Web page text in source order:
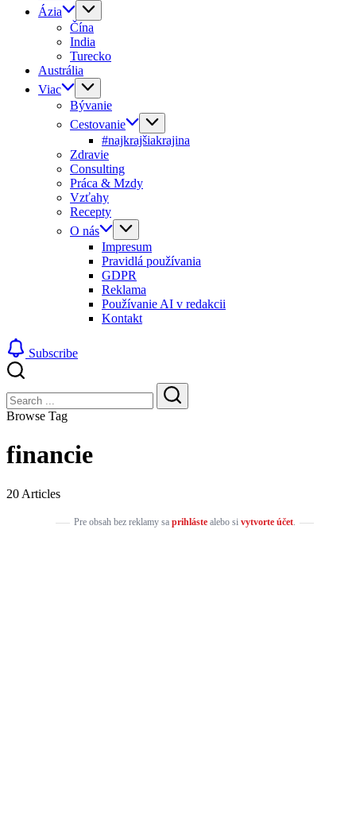
Ázia
Čína
India
Turecko
Austrália
Viac
Bývanie
Cestovanie
#najkrajšiakrajina
Zdravie
Consulting
Práca & Mzdy
Vzťahy
Recepty
O nás
Impresum
Pravidlá používania
GDPR
Reklama
Používanie AI v redakcii
Kontakt
Subscribe
Search
Search
Browse Tag
financie
20 Articles
Pre obsah bez reklamy sa prihlástealebo si vytvorte účet.